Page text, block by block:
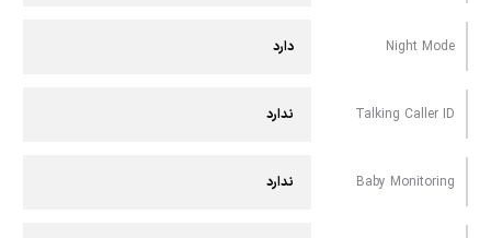
Night Mode دارد
Talking Caller ID ندارد
Baby Monitoring ندارد